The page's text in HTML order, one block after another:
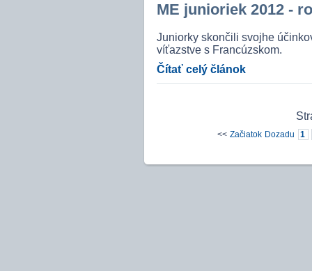
ME junioriek 2012 -
Juniorky skončili svojhe
víťazstve s Francúzskom.
Čítať celý článok
<< Začiatok Dozadu 1